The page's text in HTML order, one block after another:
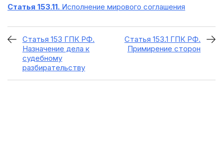
Статья 153.11. Исполнение мирового соглашения
Статья 153 ГПК РФ.
Назначение дела к
судебному
разбирательству
Статья 153.1 ГПК РФ.
Примирение сторон